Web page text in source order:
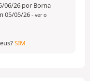
06/26 por Borna
05/05/26- ver o
SIM